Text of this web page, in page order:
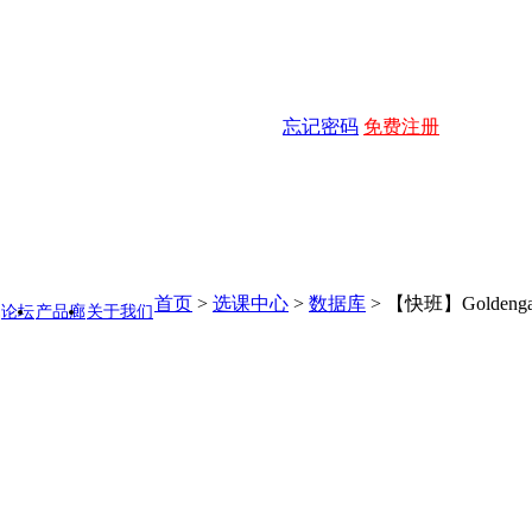
忘记密码 免费注册
论坛产品廊关于我们首页 > 选课中心 > 数据库 > 【快班】